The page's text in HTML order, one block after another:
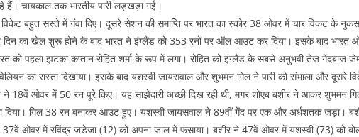
l e
dI
n
di
t
चायकाल तक भारतीय पारी लड़खड़ा गई।
बहुत सस्ते में गंवा दिए। दूसरे सेशन की समाप्ति पर भारत का स्कोर 38 ओवर में चार विकट के
का खेल शुरू होने के बाद भारत ने इंग्लैंड को 353 रनों पर ऑल आउट कर दिया। इसके बाद भारत
को पहला झटका कप्तान रोहित शर्मा के रूप में लगा। रोहित को इंग्लैंड के सबसे अनुभवी तेज गेंदबाज
का रास्ता दिखाया। इसके बाद यशस्वी जायसवाल और शुभमन गिल ने पारी को संभाला और दूसरे
ने 18वें ओवर में 50 रन पूरे किए। यह साझेदारी अच्छी दिख रही थी, मगर शोएब बशीर ने आकर शुभमन
गिल 38 रन बनाकर आउट हुए। यशस्वी जायसवाल ने 89वीं गेंद पर एक और अर्धशतक जड़ा।
ओवर में रविंद्र जडेजा (12) को अपना जाल में फंसाया। बशीर ने 47वें ओवर में यशस्वी (73) को